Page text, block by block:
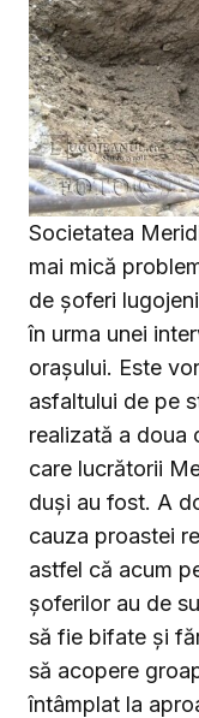
Societatea
mai mică
de șoferi
în urma unei
orașului. Este
asfaltului de pe
realizată a doua
care lucrătorii
duși au fost. A
cauza proastei
astfel că acum
șoferilor au de
să fie bifate și
să acopere
întâmplat la